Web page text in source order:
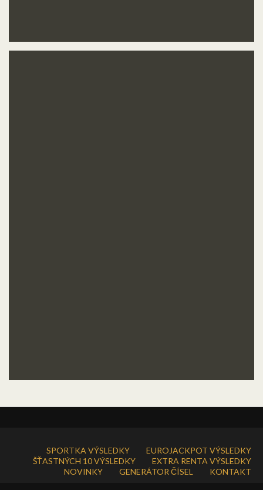
SPORTKA VÝSLEDKY
EUROJACKPOT VÝSLEDKY
ŠŤASTNÝCH 10 VÝSLEDKY
EXTRA RENTA VÝSLEDKY
NOVINKY
GENERÁTOR ČÍSEL KONTAKT